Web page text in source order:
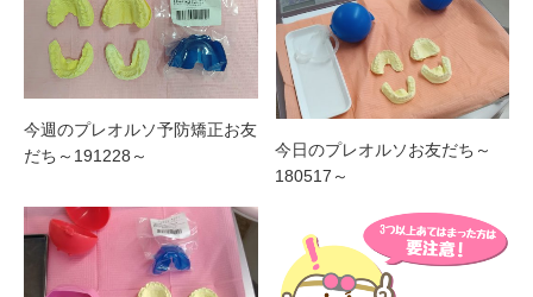
今週のプレオルソ予防矯正お友
だち～191228～
今日のプレオルソお友だち～
180517～